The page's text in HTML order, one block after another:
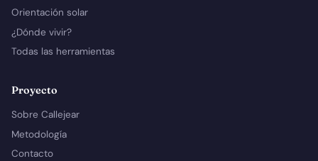
Orientación solar
¿Dónde vivir?
Todas las herramientas
Proyecto
Sobre Callejear
Metodología
Contacto